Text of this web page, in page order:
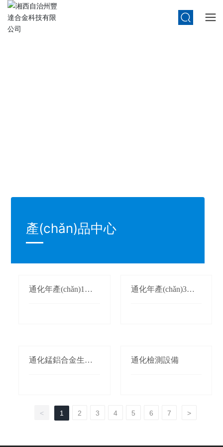
產(chǎn)品中心
通化年產(chǎn)1萬
通化年產(chǎn)3萬
通化錳鋁合金生產(c
通化檢測設備
< 1 2 3 4 5 6 7 >